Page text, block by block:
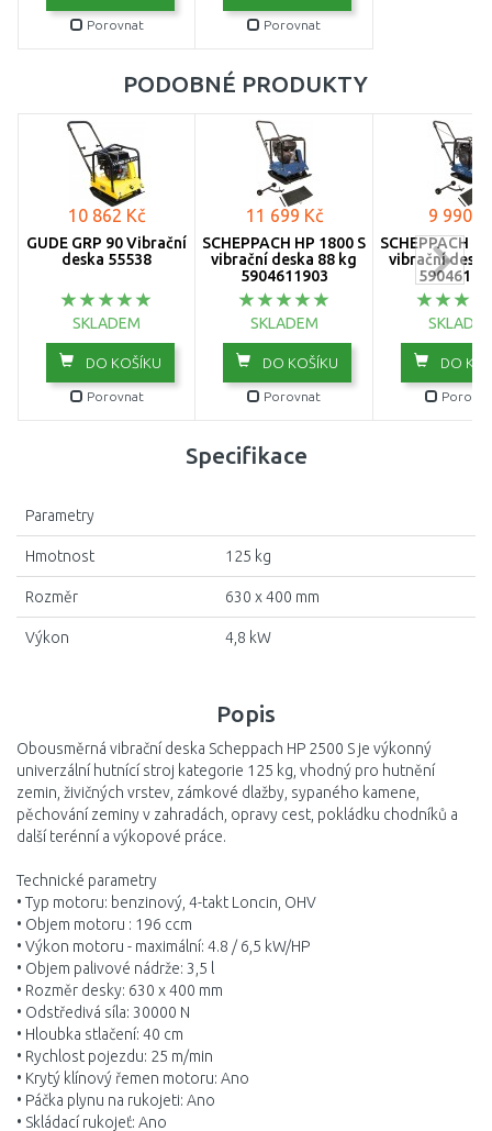
Porovnat Porovnat
PODOBNÉ PRODUKTY
10 862 Kč
GÜDE GRP 90 Vibrační
deska 55538
SKLADEM
DO KOŠÍKU
Porovnat
11 699 Kč
SCHEPPACH HP 1800 S
vibrační deska 88 kg
5904611903
SKLADEM
DO KOŠÍKU
Porovnat
9 990
SCHEPPACH
vibrační
DO
Popis
Obousměrná vibrační deska Scheppach HP 2500 S je výkonný
univerzální hutnící stroj kategorie 125 kg, vhodný pro hutnění
zemin, živičných vrstev, zámkové dlažby, sypaného kamene,
pěchování zeminy v zahradách, opravy cest, pokládku chodníků a
další terénní a výkopové práce.
Technické parametry
• Typ motoru: benzinový, 4-takt Loncin, OHV
• Objem motoru : 196 ccm
• Výkon motoru - maximální: 4.8 / 6,5 kW/HP
• Objem palivové nádrže: 3,5 l
• Rozměr desky: 630 x 400 mm
• Odstředivá síla: 30000 N
• Hloubka stlačení: 40 cm
• Rychlost pojezdu: 25 m/min
• Krytý klínový řemen motoru: Ano
• Páčka plynu na rukojeti: Ano
• Skládací rukojeť: Ano
Specifikace
Parametry
Hmotnost 125 kg
Rozměr 630 x 400 mm
Výkon 4,8 kW